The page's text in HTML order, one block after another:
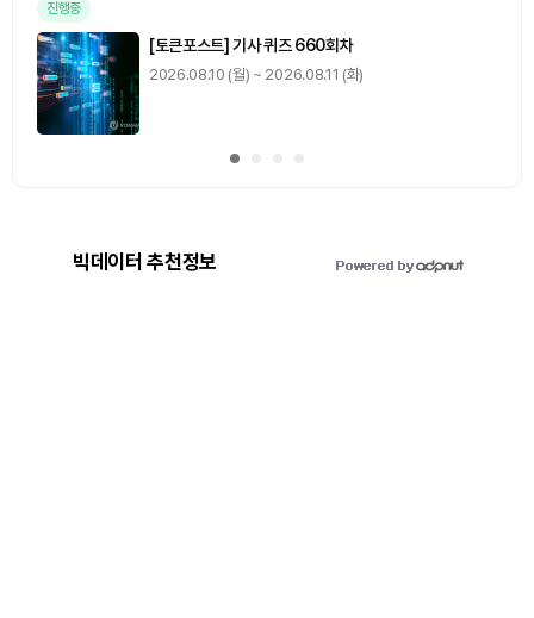
진행중
[토큰포스트] 기사 퀴즈 660회차
2026.08.10 (월) ~ 2026.08.11 (화)
빅데이터 추천정보